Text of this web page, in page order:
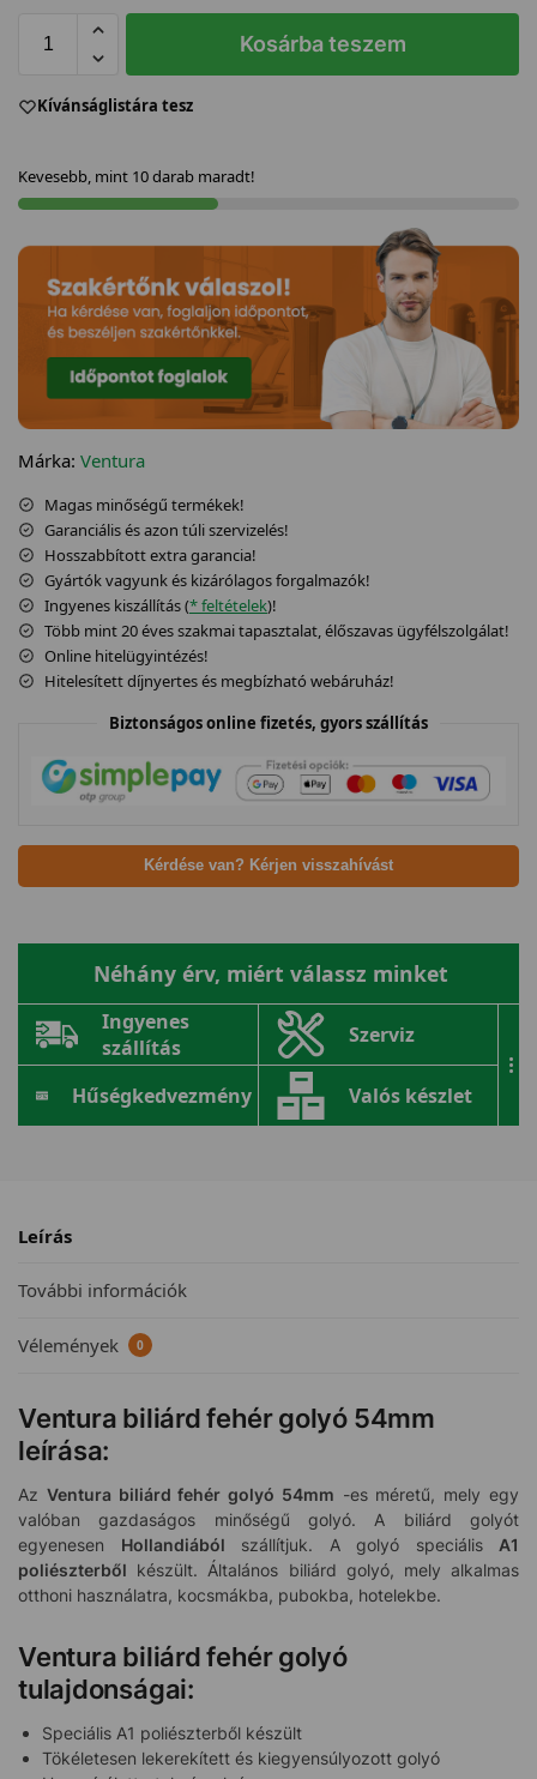
Kosárba teszem
Kívánságlistára tesz
Kevesebb, mint 10 darab maradt!
Márka: Ventura
Magas minőségű termékek!
Garanciális és azon túli szervizelés!
Hosszabbított extra garancia!
Gyártók vagyunk és kizárólagos forgalmazók!
Ingyenes kiszállítás (* feltételek)!
Több mint 20 éves szakmai tapasztalat, élőszavas ügyfélszolgálat!
Online hitelügyintézés!
Hitelesített díjnyertes és megbízható webáruház!
Biztonságos online fizetés, gyors szállítás
Kérdése van? Kérjen visszahívást
Néhány érv, miért válassz minket
Ingyenes
szállítás
Szerviz
Hűségkedvezmény Valós készlet
...
Leírás
További információk
Vélemények 0
Ventura biliárd fehér golyó 54mm
leírása:
Az Ventura biliárd fehér golyó 54mm -es méretű, mely egy
valóban gazdaságos minőségű golyó. A biliárd golyót
egyenesen Hollandiából szállítjuk. A golyó speciális A1
poliészterből készült. Általános biliárd golyó, mely alkalmas
otthoni használatra, kocsmákba, pubokba, hotelekbe.
Ventura biliárd fehér golyó
tulajdonságai:
Speciális A1 poliészterből készült
Tökéletesen lekerekített és kiegyensúlyozott golyó